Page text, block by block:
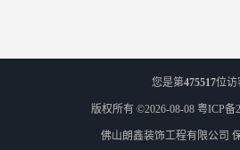
您是第475517位访
版权所有 ©2026-08-08 粤ICP备
佛山朗鑫装饰工程有限公司